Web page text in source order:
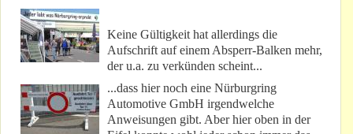
Keine Gültigkeit hat allerdings die
Aufschrift auf einem Absperr-Balken mehr,
der u.a. zu verkünden scheint...
...dass hier noch eine Nürburgring
Automotive GmbH irgendwelche
Anweisungen gibt. Aber hier oben in der